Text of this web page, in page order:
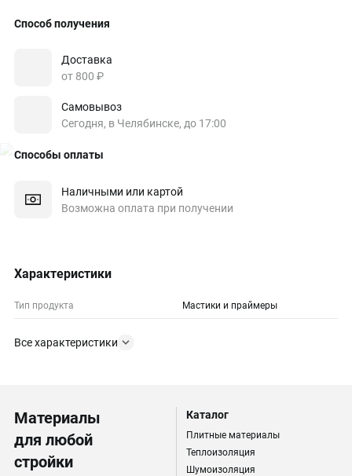
Способ получения
Доставка
от 800 ₽
Самовывоз
Сегодня, в Челябинске, до 17:00
Способы оплаты
Наличными или картой
Возможна оплата при получении
Характеристики
Тип продукта Мастики и праймеры
Все характеристики
Материалы
для любой
стройки
Каталог
Плитные материалы
Теплоизоляция
Шумоизоляция